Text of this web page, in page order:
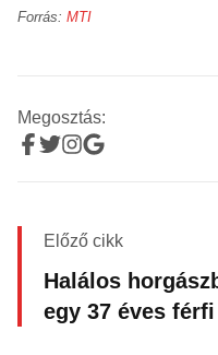
Forrás: MTI
Megosztás:
Előző cikk
Halálos
egy 37 éves